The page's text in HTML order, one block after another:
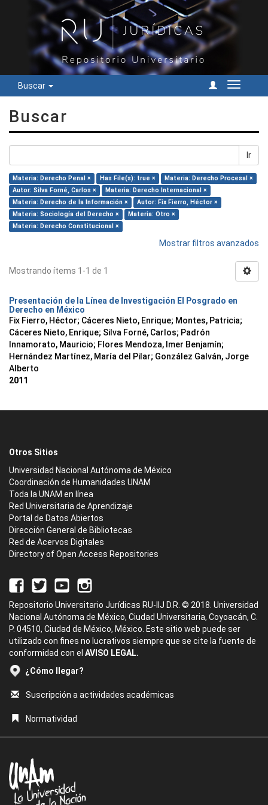
Buscar
Cambiar
Buscar
Ir
Materia: Derecho Penal × Has File(s): true ×
Materia: Derecho Procesal ×
Autor: Silva Forné, Carlos ×
Materia: Derecho Internacional ×
Materia: Derecho de la Información ×
Autor: Fix Fierro, Héctor ×
Materia: Sociología del Derecho ×
Materia: Otro ×
Materia: Derecho Constitucional ×
Mostrar filtros avanzados
Mostrando ítems 1-1 de 1
Presentación de la Línea de Investigación El Posgrado en
Derecho en México
Fix Fierro, Héctor; Cáceres Nieto, Enrique; Montes, Patricia;
Cáceres Nieto, Enrique; Silva Forné, Carlos; Padrón
Innamorato, Mauricio; Flores Mendoza, Imer Benjamín;
Hernández Martínez, María del Pilar; González Galván, Jorge
Alberto
2011
Otros Sitios
Universidad Nacional Autónoma de México
Coordinación de Humanidades UNAM
Toda la UNAM en línea
Red Universitaria de Aprendizaje
Portal de Datos Abiertos
Dirección General de Bibliotecas
Red de Acervos Digitales
Directory of Open Access Repositories
Repositorio Universitario Jurídicas RU-IIJ D.R. © 2018. Universidad
Nacional Autónoma de México, Ciudad Universitaria, Coyoacán, C.
P. 04510, Ciudad de México, México. Este sitio web puede ser
utilizado con fines no lucrativos siempre que se cite la fuente de
conformidad con el AVISO LEGAL.
¿Cómo llegar?
Suscripción a actividades académicas
Normatividad